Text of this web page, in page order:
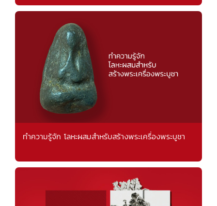
ทำความรู้จัก โลหะผสมสำหรับสร้างพระเครื่องพระบูชา